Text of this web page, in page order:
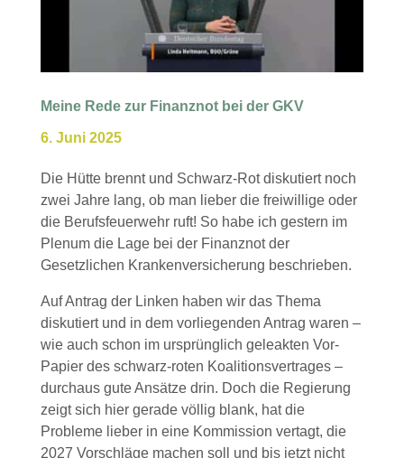
Meine Rede zur Finanznot bei der GKV
6. Juni 2025
Die Hütte brennt und Schwarz-Rot diskutiert noch
zwei Jahre lang, ob man lieber die freiwillige oder
die Berufsfeuerwehr ruft! So habe ich gestern im
Plenum die Lage bei der Finanznot der
Gesetzlichen Krankenversicherung beschrieben.
Auf Antrag der Linken haben wir das Thema
diskutiert und in dem vorliegenden Antrag waren –
wie auch schon im ursprünglich geleakten Vor-
Papier des schwarz-roten Koalitionsvertrages –
durchaus gute Ansätze drin. Doch die Regierung
zeigt sich hier gerade völlig blank, hat die
Probleme lieber in eine Kommission vertagt, die
2027 Vorschläge machen soll und bis jetzt nicht